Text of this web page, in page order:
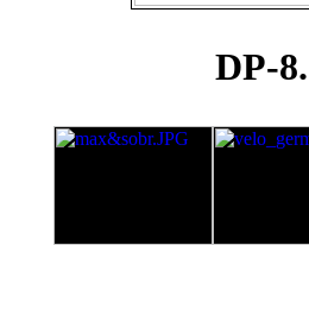
DP-